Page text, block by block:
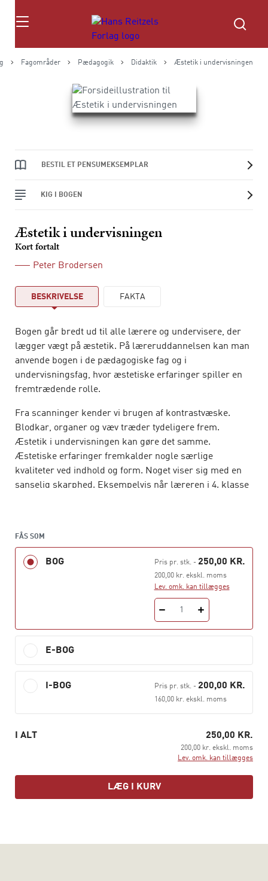
Søg
Fagområder Pædagogik Didaktik Æstetik i undervisningen
BESTIL ET PENSUMEKSEMPLAR
KIG I BOGEN
Æstetik i undervisningen
Kort fortalt
Peter Brodersen
BESKRIVELSE FAKTA
Bogen går bredt ud til alle lærere og undervisere, der
lægger vægt på æstetik. På læreruddannelsen kan man
anvende bogen i de pædagogiske fag og i
undervisningsfag, hvor æstetiske erfaringer spiller en
fremtrædende rolle.
Fra scanninger kender vi brugen af kontrastvæske.
Blodkar, organer og væv træder tydeligere frem.
Æstetik i undervisningen kan gøre det samme.
Æstetiske erfaringer fremkalder nogle særlige
kvaliteter ved indhold og form. Noget viser sig med en
sanselig skarphed. Eksempelvis når læreren i 4. klasse
Bogens korte format sikrer, at læseren relativt hurtigt
kan få hold om æstetikbegrebet. Se muligheder,
praksis. Reflektere over, hvordan æstetikken kan spille
en rolle for udvikling af elevers og andre deltageres
modtagelighed, selvvirksomhed og vækst. Bogen
diskuterer æstetikbegrebet med centrale didaktiske
begreber som oplevelse, virksomhedsformer,
håndværk, kreativitet og didaktisk dramaturgi.
FÅS SOM
BOG Pris pr. stk.- 250,00 KR.
200,00 kr. ekskl. moms
Lev. omk. kan tillægges
1
E-BOG
I-BOG Pris pr. stk.- 200,00 KR.
160,00 kr. ekskl. moms
I ALT 250,00 KR.
200,00 kr. ekskl. moms
Lev. omk. kan tillægges
LÆG I KURV